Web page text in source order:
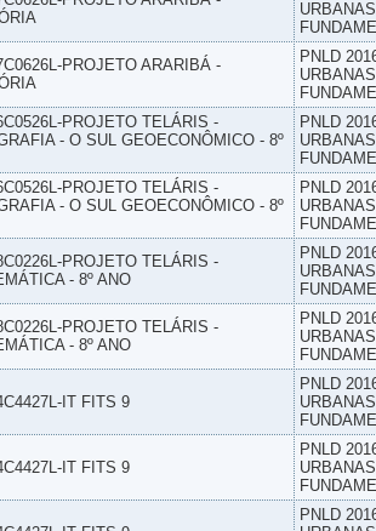
PROJETO ARARIBÁ -
PNLD
PROJETO TELÁRIS -
- O SUL GEOECONÔMICO - 8º
PNLD
PROJETO TELÁRIS -
- O SUL GEOECONÔMICO - 8º
PNLD
PROJETO TELÁRIS -
- 8º ANO
PNLD
PROJETO TELÁRIS -
- 8º ANO
PNLD
IT FITS 9
PNLD
IT FITS 9
PNLD
PNLD